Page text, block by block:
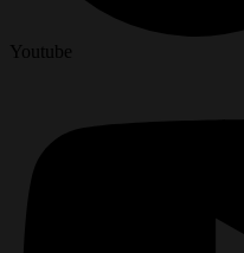
Youtube